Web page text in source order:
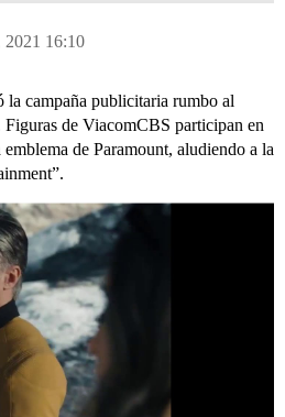
2021 16:10
campaña publicitaria rumbo al
de ViacomCBS participan en
de Paramount, aludiendo a la